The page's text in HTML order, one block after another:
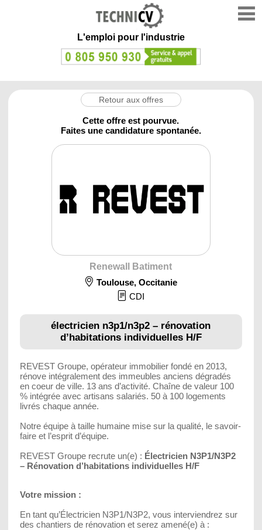
L'emploi pour l'industrie
Retour aux offres
Cette offre est pourvue.
Faites une candidature spontanée.
Renewall Batiment
Toulouse,Occitanie
CDI
électricien n3p1/n3p2 – rénovation
d’habitations individuelles H/F
REVEST Groupe, opérateur immobilier fondé en 2013,
rénove intégralement des immeubles anciens dégradés
en coeur de ville. 13 ans d’activité. Chaîne de valeur 100
% intégrée avec artisans salariés. 50 à 100 logements
livrés chaque année.
Notre équipe à taille humaine mise sur la qualité, le savoir-
faire et l’esprit d’équipe.
REVEST Groupe recrute un(e) : Électricien N3P1/N3P2
– Rénovation d’habitations individuelles H/F
Votre mission :
En tant qu’Électricien N3P1/N3P2, vous interviendrez sur
des chantiers de rénovation et serez amené(e) à :